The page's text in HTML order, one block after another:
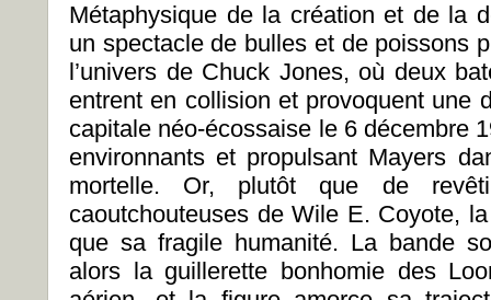
Métaphysique de la création et de la
un spectacle de bulles et de poissons
l’univers de Chuck Jones, où deux
entrent en collision et provoquent une
capitale néo-écossaise le 6 décembre
environnants et propulsant Mayers
mortelle. Or, plutôt que de
caoutchouteuses de Wile E. Coyote,
que sa fragile humanité. La bande
alors la guillerette bonhomie des